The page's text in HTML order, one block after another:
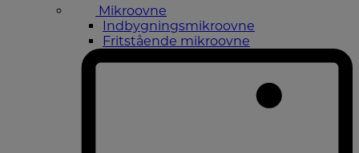
Mikroovne
Indbygningsmikroovne
Fritstående mikroovne